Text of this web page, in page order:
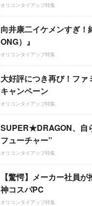
オリコンタイアップ特集
向井康二イケメンすぎ！
ONG）』
オリコンタイアップ特集
大好評につき再び！ファ
キャンペーン
オリコンタイアップ特集
SUPER★DRAGON、自
フューチャー”
オリコンタイアップ特集
【驚愕】メーカー社員が
神コスパPC
オリコンタイアップ特集